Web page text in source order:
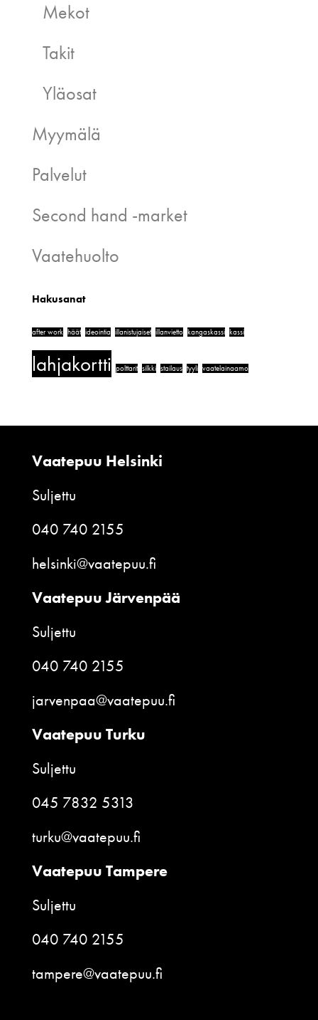
Mekot
Takit
Yläosat
Myymälä
Palvelut
Second hand -market
Vaatehuolto
Hakusanat
after work häät ideointia illanistujaiset illanvietto kangaskassi kassi
lahjakortti polttarit silkki stailaus tyyli vaatelainaamo
Vaatepuu Helsinki
Suljettu
040 740 2155
helsinki@vaatepuu.fi
Vaatepuu Järvenpää
Suljettu
040 740 2155
jarvenpaa@vaatepuu.fi
Vaatepuu Turku
Suljettu
045 7832 5313
turku@vaatepuu.fi
Vaatepuu Tampere
Suljettu
040 740 2155
tampere@vaatepuu.fi